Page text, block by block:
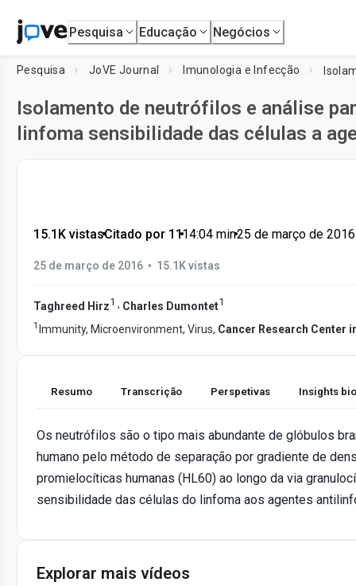
Pesquisa Educação Negócios
Pesquisa JoVE Journal Imunologia e Infecção
Isolamento de neutrófilos e análise
linfoma sensibilidade das células a
15.1K vistas•Citado por 11•14:04 min•25 de março de 2016
25 de março de 2016 • 15.1K vistas
Taghreed Hirz1 , Charles Dumontet1
1 Immunity, Microenvironment, Virus, Cancer Research Center
Resumo Transcrição Perspetivas Insights
Os neutrófilos são o tipo mais abundante de glóbulos
humano pelo método de separação por gradiente de
promielocíticas humanas (HL60) ao longo da via
sensibilidade das células do linfoma aos agentes
Explorar mais vídeos